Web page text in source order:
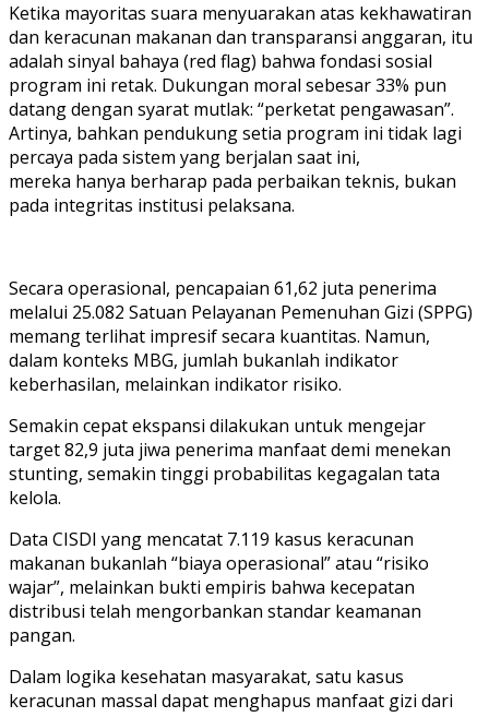
Ketika mayoritas suara menyuarakan atas kekhawatiran
dan keracunan makanan dan transparansi anggaran, itu
adalah sinyal bahaya (red flag) bahwa fondasi sosial
program ini retak. Dukungan moral sebesar 33% pun
datang dengan syarat mutlak: “perketat pengawasan”.
Artinya, bahkan pendukung setia program ini tidak lagi
percaya pada sistem yang berjalan saat ini,
mereka hanya berharap pada perbaikan teknis, bukan
pada integritas institusi pelaksana.
Secara operasional, pencapaian 61,62 juta penerima
melalui 25.082 Satuan Pelayanan Pemenuhan Gizi (SPPG)
memang terlihat impresif secara kuantitas. Namun,
dalam konteks MBG, jumlah bukanlah indikator
keberhasilan, melainkan indikator risiko.
Semakin cepat ekspansi dilakukan untuk mengejar
target 82,9 juta jiwa penerima manfaat demi menekan
stunting, semakin tinggi probabilitas kegagalan tata
kelola.
Data CISDI yang mencatat 7.119 kasus keracunan
makanan bukanlah “biaya operasional” atau “risiko
wajar”, melainkan bukti empiris bahwa kecepatan
distribusi telah mengorbankan standar keamanan
pangan.
Dalam logika kesehatan masyarakat, satu kasus
keracunan massal dapat menghapus manfaat gizi dari